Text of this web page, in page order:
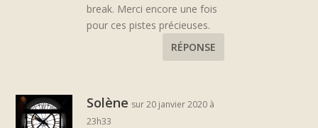
break. Merci encore une fois
pour ces pistes précieuses.
RÉPONSE
Solène sur 20 janvier 2020 à
23h33